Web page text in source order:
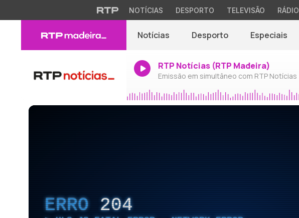
NOTÍCIAS DESPORTO TELEVISÃO RÁDIO
Notícias Desporto Especiais
RTP Notícias (RTP Madeira)
Emissão em simultâneo com RTP Notícias
ERRO 204